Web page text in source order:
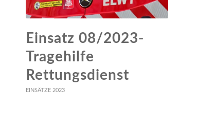
Einsatz 08/2023-
Tragehilfe
Rettungsdienst
EINSÄTZE 2023